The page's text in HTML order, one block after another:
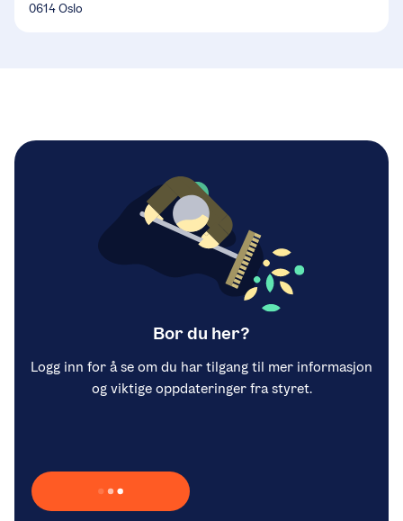
0614 Oslo
Bor du her?
Logg inn for å se om du har tilgang til mer informasjon
og viktige oppdateringer fra styret.
Laster inn Vipps …